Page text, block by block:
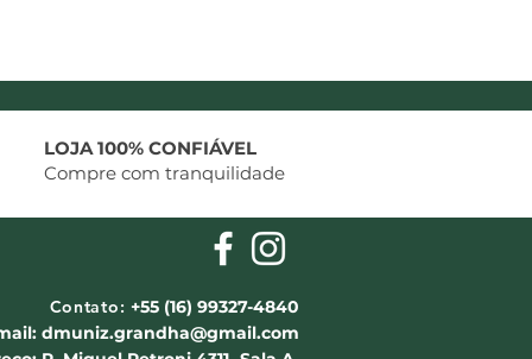
LOJA 100% CONFIÁVEL
Compre com tranquilidade
Contato: +55 (16) 99327-4840
dmuniz.grandha@gmail.com